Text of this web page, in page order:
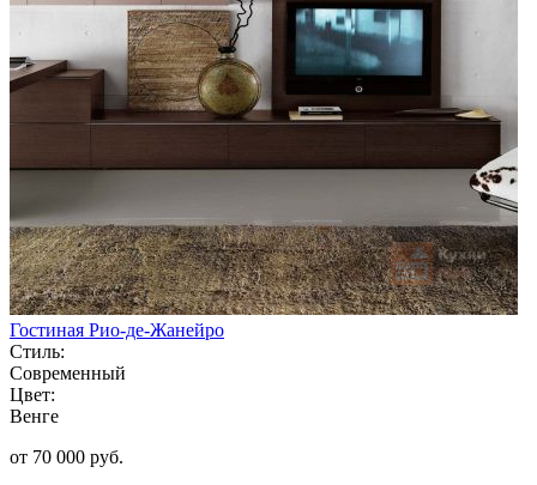
Гостиная Рио-де-Жанейро
Стиль:
Современный
Цвет:
Венге
от 70 000 руб.